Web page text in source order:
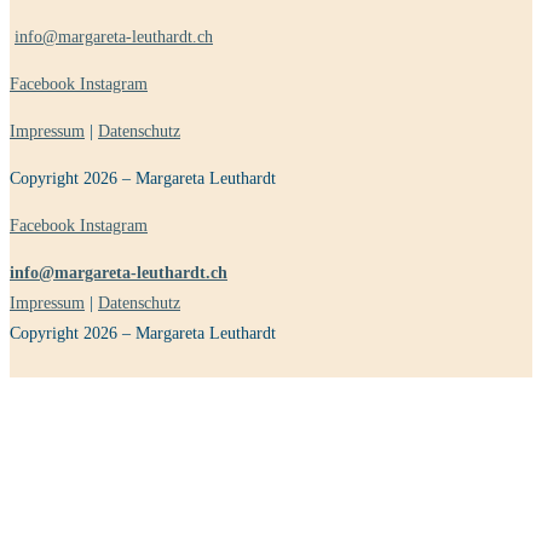
info@margareta-leuthardt.ch
Facebook Instagram
Impressum Datenschutz
Copyright 2026 – Margareta Leuthardt
Facebook Instagram
info@margareta-leuthardt.ch
Impressum
Datenschutz
Copyright 2026 – Margareta Leuthardt